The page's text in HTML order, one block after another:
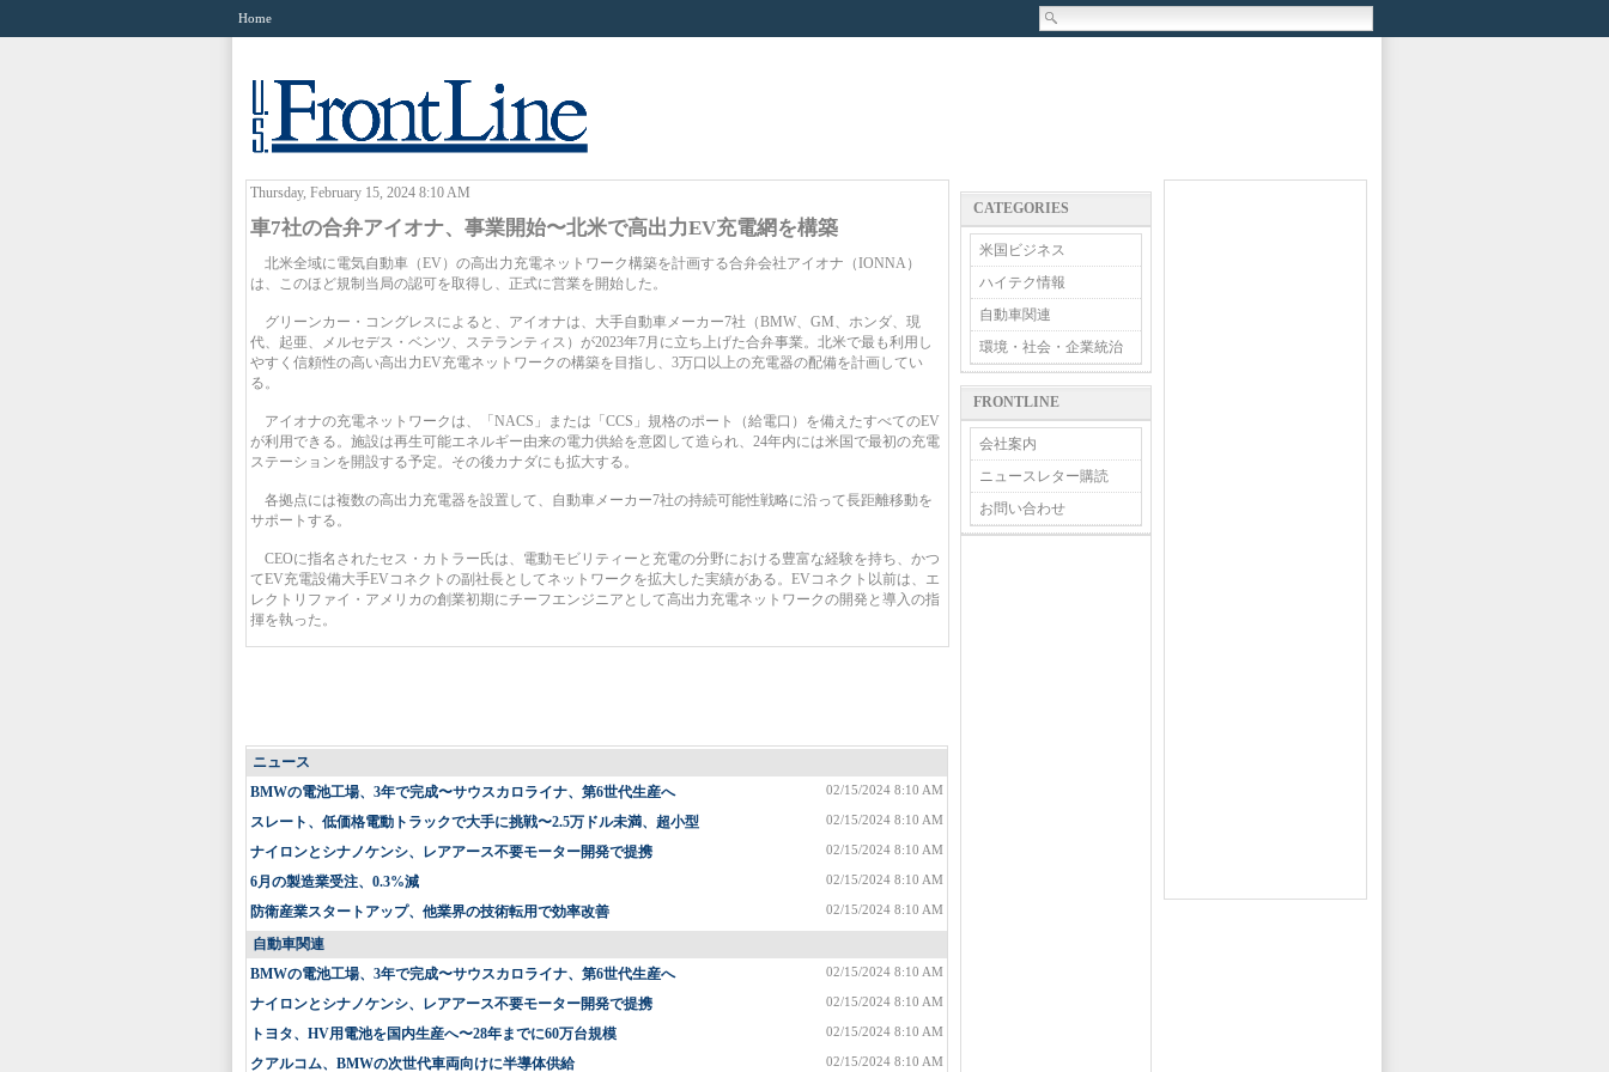
Home
Thursday, February 15, 2024 8:10 AM
車7社の合弁アイオナ、事業開始〜北米で高出力EV充電網を構築
北米全域に電気自動車（EV）の高出力充電ネットワーク構築を計画する合弁会社アイオナ（IONNA）
は、このほど規制当局の認可を取得し、正式に営業を開始した。
グリーンカー・コングレスによると、アイオナは、大手自動車メーカー7社（BMW、GM、ホンダ、現
代、起亜、メルセデス・ベンツ、ステランティス）が2023年7月に立ち上げた合弁事業。北米で最も利用し
やすく信頼性の高い高出力EV充電ネットワークの構築を目指し、3万口以上の充電器の配備を計画してい
る。
アイオナの充電ネットワークは、「NACS」または「CCS」規格のポート（給電口）を備えたすべてのEV
が利用できる。施設は再生可能エネルギー由来の電力供給を意図して造られ、24年内には米国で最初の充電
ステーションを開設する予定。その後カナダにも拡大する。
各拠点には複数の高出力充電器を設置して、自動車メーカー7社の持続可能性戦略に沿って長距離移動を
サポートする。
CEOに指名されたセス・カトラー氏は、電動モビリティーと充電の分野における豊富な経験を持ち、かつ
てEV充電設備大手EVコネクトの副社長としてネットワークを拡大した実績がある。EVコネクト以前は、エ
レクトリファイ・アメリカの創業初期にチーフエンジニアとして高出力充電ネットワークの開発と導入の指
揮を執った。
ニュース
02/15/2024 8:10 AM
BMWの電池工場、3年で完成〜サウスカロライナ、第6世代生産へ
02/15/2024 8:10 AM
スレート、低価格電動トラックで大手に挑戦〜2.5万ドル未満、超小型
02/15/2024 8:10 AM
ナイロンとシナノケンシ、レアアース不要モーター開発で提携
02/15/2024 8:10 AM
6月の製造業受注、0.3%減
02/15/2024 8:10 AM
防衛産業スタートアップ、他業界の技術転用で効率改善
自動車関連
02/15/2024 8:10 AM
BMWの電池工場、3年で完成〜サウスカロライナ、第6世代生産へ
02/15/2024 8:10 AM
ナイロンとシナノケンシ、レアアース不要モーター開発で提携
02/15/2024 8:10 AM
トヨタ、HV用電池を国内生産へ〜28年までに60万台規模
02/15/2024 8:10 AM
クアルコム、BMWの次世代車両向けに半導体供給
CATEGORIES
米国ビジネス
ハイテク情報
自動車関連
環境・社会・企業統治
FRONTLINE
会社案内
ニュースレター購読
お問い合わせ